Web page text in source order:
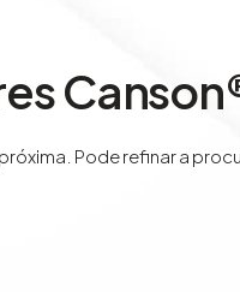
Pode refinar a